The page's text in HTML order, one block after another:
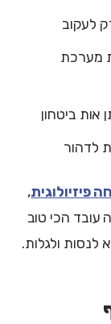
לעקוב
מערכת
אות ביטחון
לדהור
פיזיולוגית,
הכי טוב
לנסות ולגלות.